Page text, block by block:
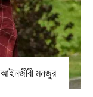
আইনজীবী মনজুর